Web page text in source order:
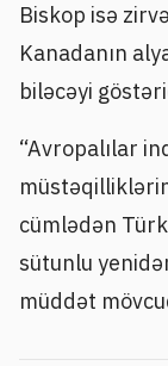
Biskop isə
Kanadanın
biləcəyi
“Avropalılar
cümlədən
sütunlu
müddət